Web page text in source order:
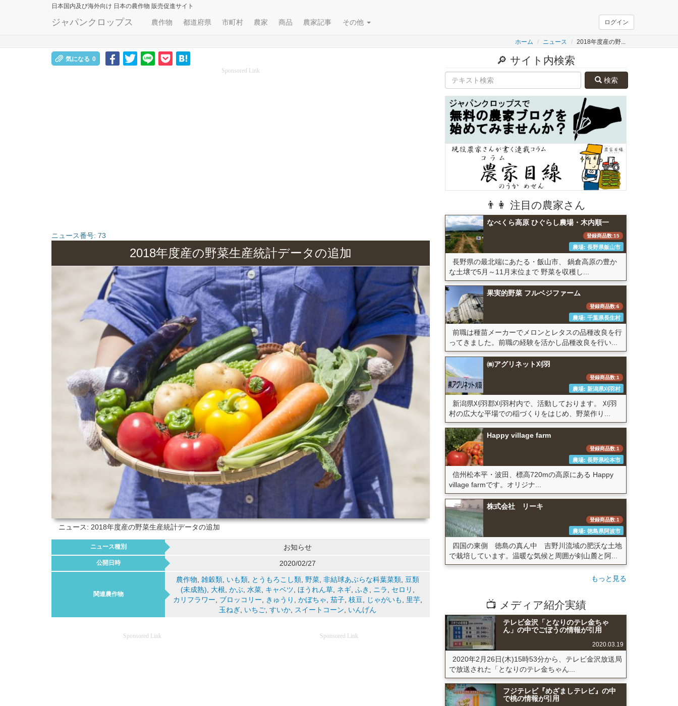
日本国内及び海外向け 日本の農作物 販売促進サイト
ジャパンクロップス 農作物 都道府県 市町村 農家 商品 農家記事 その他 ログイン
ホーム ニュース 2018年度産の野...
気になる 0
Sponsored Link
ニュース番号: 73
2018年度産の野菜生産統計データの追加
ニュース: 2018年度産の野菜生産統計データの追加
ニュース種別 お知らせ
公開日時 2020/02/27
関連農作物
農作物 雑穀類, いも類, とうもろこし類, 野菜, 非結球あぶらな科葉菜類, 豆類
(未成熟)
大根 かぶ 水菜, キャベツ ほうれん草, ネギ, ふき ニラ セロリ
カリフラワー
ブロッコリー きゅうり かぼちゃ 茄子, 枝豆 じゃがいも 里芋,
玉ねぎ, いちご, すいか, スイートコーン いんげん
Sponsored Link Sponsored Link
🔎 サイト内検索
検索
👨👩 注目の農家さん
なべくら高原 ひぐらし農場・木内順一
登録商品数:15
農場: 長野県飯山市
長野県の最北端にあたる・飯山市、 鍋倉高原の豊か
な土壌で5月～11月末位まで 野菜を収穫し...
果実的野菜 フルベジファーム
登録商品数:6
農場: 千葉県長生村
前職は種苗メーカーでメロンとレタスの品種改良を行
ってきました。前職の経験を活かし品種改良を行い...
㈱アグリネット刈羽
登録商品数:1
農場: 新潟県刈羽村
新潟県刈羽郡刈羽村内で、活動しております。 刈羽
村の広大な平場での稲づくりをはじめ、野菜作り...
Happy village farm
登録商品数:1
農場: 長野県松本市
信州松本平・波田、標高720mの高原にある Happy
village farmです。オリジナ...
株式会社 リーキ
登録商品数:1
農場: 徳島県阿波市
四国の東側 徳島の真ん中 吉野川流域の肥沃な土地
で栽培しています。温暖な気候と周囲が剣山麓と阿...
もっと見る
📺 メディア紹介実績
テレビ金沢「となりのテレ金ちゃ
ん」の中でごぼうの情報が引用
2020.03.19
2020年2月26日(木)15時53分から、テレビ金沢放送局
で放送された「となりのテレ金ちゃん...
フジテレビ『めざましテレビ』の中
で桃の情報が引用